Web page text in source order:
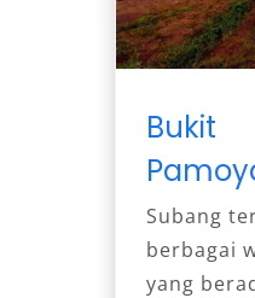
Bukit
Subang
berbagai
yang